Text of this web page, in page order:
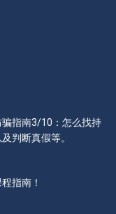
指南3/10：怎么找持
判断真假等。
指南！